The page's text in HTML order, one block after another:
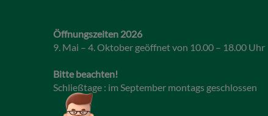
Öffnungszeiten 2026
9. Mai – 4. Oktober geöffnet von 10.00 – 18.00 Uhr
Bitte beachten!
Schließtage : im September montags geschlossen